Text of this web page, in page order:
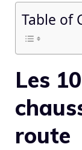
Table of
Les
route